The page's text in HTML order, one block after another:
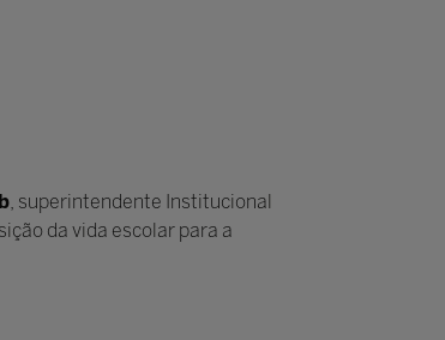
, superintendente Institucional
da vida escolar para a